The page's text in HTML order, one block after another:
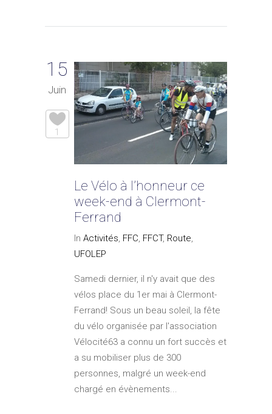
15
Juin
1
Le Vélo à l’honneur ce
week-end à Clermont-
Ferrand
In Activités, FFC, FFCT, Route,
UFOLEP
Samedi dernier, il n'y avait que des
vélos place du 1er mai à Clermont-
Ferrand! Sous un beau soleil, la fête
du vélo organisée par l'association
Vélocité63 a connu un fort succès et
a su mobiliser plus de 300
personnes, malgré un week-end
chargé en évènements...